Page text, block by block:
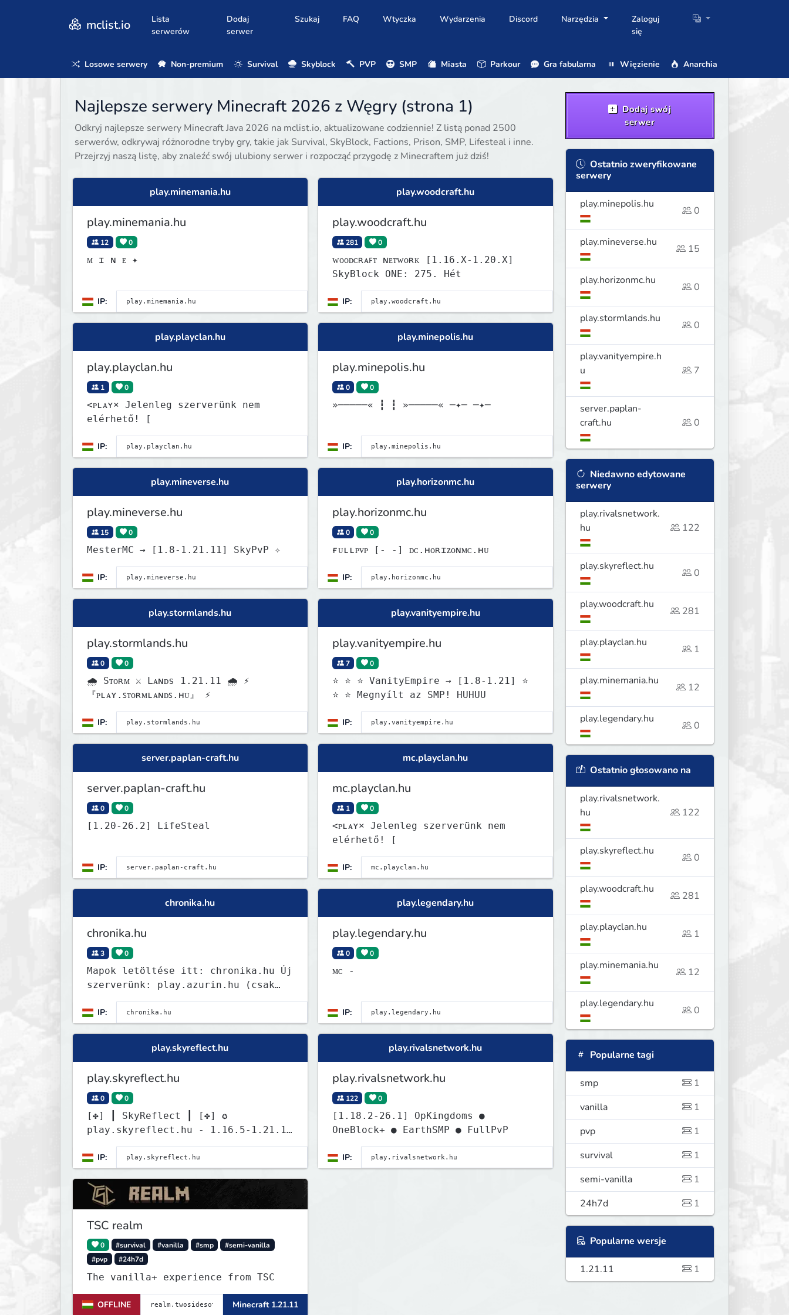
mclist.io
Lista
serwerów
Dodaj
serwer
Szukaj FAQ Wtyczka Wydarzenia Discord Narzędzia
Zaloguj
się
Losowe serwery Non-premium Survival Skyblock PVP SMP Miasta Parkour Gra fabularna Więzienie Anarchia
Najlepsze serwery Minecraft 2026 z Węgry (strona 1)
Odkryj najlepsze serwery Minecraft Java 2026 na mclist.io, aktualizowane codziennie! Z listą ponad 2500
serwerów, odkrywaj różnorodne tryby gry, takie jak Survival, SkyBlock, Factions, Prison, SMP, Lifesteal i inne.
Przejrzyj naszą listę, aby znaleźć swój ulubiony serwer i rozpocząć przygodę z Minecraftem już dziś!
play.minemania.hu
play.minemania.hu
12 0
ᴍ ɪ ɴ ᴇ ✦
IP:
play.woodcraft.hu
play.woodcraft.hu
281 0
ᴡᴏᴏᴅᴄʀᴀꜰᴛ ɴᴇᴛᴡᴏʀᴋ [1.16.X-1.20.X]
SkyBlock ONE: 275. Hét
IP:
play.playclan.hu
play.playclan.hu
1 0
<ᴘʟᴀʏ× Jelenleg szerverünk nem
elérhető! [
IP:
play.minepolis.hu
play.minepolis.hu
0 0
»─────« ┇ ┇ »─────« ─✦─ ─✦─
IP:
play.mineverse.hu
play.mineverse.hu
15 0
MesterMC → [1.8-1.21.11] SkyPvP ✧
IP:
play.horizonmc.hu
play.horizonmc.hu
0 0
ғᴜʟʟᴘᴠᴘ [‐ ‐] ᴅᴄ.ʜᴏʀɪᴢᴏɴᴍᴄ.ʜᴜ
IP:
play.stormlands.hu
play.stormlands.hu
0 0
🌧 Sᴛᴏʀᴍ ⚔ Lᴀɴᴅs 1.21.11 🌧 ⚡
『ᴘʟᴀʏ.ꜱᴛᴏʀᴍʟᴀɴᴅꜱ.ʜᴜ』 ⚡
IP:
play.vanityempire.hu
play.vanityempire.hu
7 0
⭐ ⭐ ⭐ VanityEmpire → [1.8-1.21] ⭐
⭐ ⭐ Megnyílt az SMP! HUHUU
IP:
server.paplan-craft.hu
server.paplan-craft.hu
0 0
[1.20-26.2] LifeSteal
IP:
mc.playclan.hu
mc.playclan.hu
1 0
<ᴘʟᴀʏ× Jelenleg szerverünk nem
elérhető! [
IP:
chronika.hu
chronika.hu
3 0
Mapok letöltése itt: chronika.hu Új
szerverünk: play.azurin.hu (csak
eredeti MC-vel!)
IP:
play.legendary.hu
play.legendary.hu
0 0
ᴍᴄ -
IP:
play.skyreflect.hu
play.skyreflect.hu
0 0
[✤] ┃ SkyReflect ┃ [✤] ✪
play.skyreflect.hu - 1.16.5-1.21.11
IP:
play.rivalsnetwork.hu
play.rivalsnetwork.hu
122 0
[1.18.2-26.1] OpKingdoms ●
OneBlock+ ● EarthSMP ● FullPvP
IP:
TSC realm
0 #survival #vanilla #smp
#semi-vanilla
#pvp
#24h7d
The vanilla+ experience from TSC
OFFLINE Minecraft 1.21.11
Dodaj swój
serwer
Ostatnio zweryfikowane
serwery
play.minepolis.hu
0
play.mineverse.hu
15
play.horizonmc.hu
0
play.stormlands.hu
0
play.vanityempire.h
u
7
server.paplan-
craft.hu
0
Niedawno edytowane
serwery
play.rivalsnetwork.
hu
122
play.skyreflect.hu
0
play.woodcraft.hu
281
play.playclan.hu
1
play.minemania.hu
12
play.legendary.hu
0
Ostatnio głosowano na
play.rivalsnetwork.
hu
122
play.skyreflect.hu
0
play.woodcraft.hu
281
play.playclan.hu
1
play.minemania.hu
12
play.legendary.hu
0
Popularne tagi
smp
1
vanilla
1
pvp
1
survival
1
semi-vanilla
1
24h7d
1
Popularne wersje
1.21.11 1